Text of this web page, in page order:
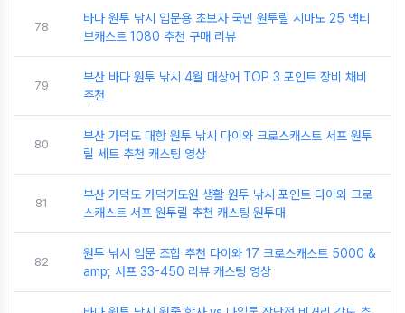
78
바다 원투 낚시 입문용 초보자 국민 원투릴 시마노 25 액티
브캐스트 1080 추천 구매 리뷰
79
부산 바다 원투 낚시 4월 대상어 TOP 3 포인트 장비 채비
추천
80
부산 가덕도 대항 원투 낚시 다이와 크로스캐스트 서프 원투
릴 세트 추천 캐스팅 영상
81
부산 가덕도 가덕기도원 생활 원투 낚시 포인트 다이와 크로
스캐스트 서프 원투릴 추천 캐스팅 원투대
82
원투 낚시 입문 조합 추천 다이와 17 크로스캐스트 5000 &
amp; 서프 33-450 리뷰 캐스팅 영상